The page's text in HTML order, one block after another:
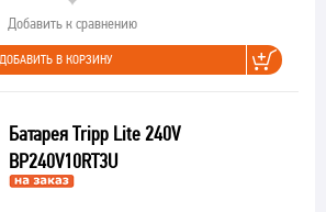
Добавить к сравнению
ДОБАВИТЬ В КОРЗИНУ
Батарея Tripp Lite 240V
BP240V10RT3U